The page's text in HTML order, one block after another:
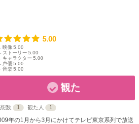
5.00
映像 5.00
ストーリー 5.00
キャラクター 5.00
声優5.00
音楽5.00
観た
数 1 観た人 1
年の1月から3月にかけてテレビ東京系列で放送